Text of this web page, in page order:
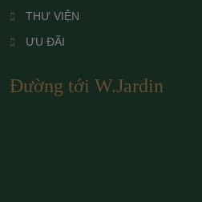
THƯ VIỆN
ƯU ĐÃI
Đường tới W.Jardin